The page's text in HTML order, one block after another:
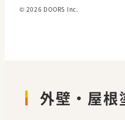
© 2026 DOORS Inc.
外壁・屋根